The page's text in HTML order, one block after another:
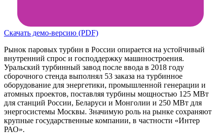
Скачать демо-версию (PDF)
Рынок паровых турбин в России опирается на устойчивый
внутренний спрос и господдержку машиностроения.
Уральский турбинный завод после ввода в 2018 году
сборочного стенда выполнял 53 заказа на турбинное
оборудование для энергетики, промышленной генерации и
атомных проектов, поставляя турбины мощностью 125 МВт
для станций России, Беларуси и Монголии и 250 МВт для
энергосистемы Москвы. Значимую роль на рынке сохраняют
крупные государственные компании, в частности «Интер
РАО».